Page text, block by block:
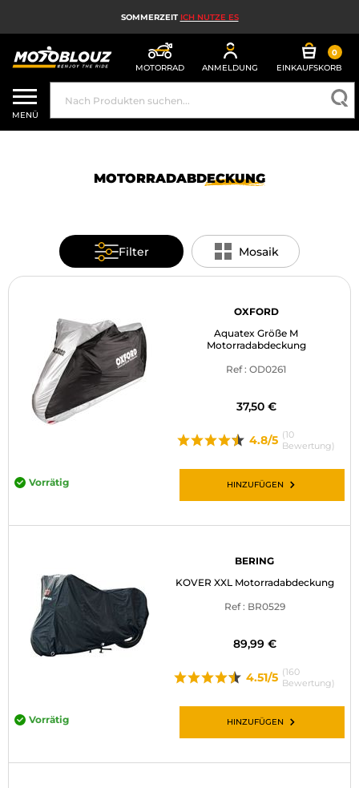
SOMMERZEIT ICH NUTZE ES
MOTORRAD ANMELDUNG
0
EINKAUFSKORB
MOTORRADHELM
MOTORRADAUSRÜSTUNG FÜR HERREN
MOTORRAD-AIRBAG
MOTORRADZUBEHÖR
MOTORRADGEPÄCK
SPEZIELLE ANGEBOTE UND SONDERAKTIONEN
KONTAKTIEREN SIE UNS
MENÜ
MOTORRADABDECKUNG
Filter Mosaik
OXFORD
Aquatex Größe M
Motorradabdeckung
Ref : OD0261
37,50 €
4.8/5 (10
Bewertung)
Vorrätig HINZUFÜGEN
BERING
KOVER XXL Motorradabdeckung
Ref : BR0529
89,99 €
4.51/5 (160
Bewertung)
Vorrätig HINZUFÜGEN